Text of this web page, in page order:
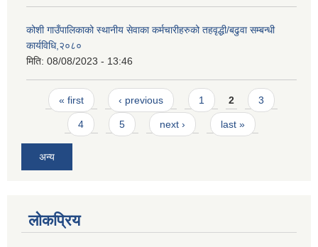
कोशी गाउँपालिकाको स्थानीय सेवाका कर्मचारीहरुको तहवृद्धी/बढुवा सम्बन्धी
कार्यविधि,२०८०
मिति: 08/08/2023 - 13:46
Pages
« first ‹ previous 1 2 3
4 5 next › last »
अन्य
लोकप्रिय